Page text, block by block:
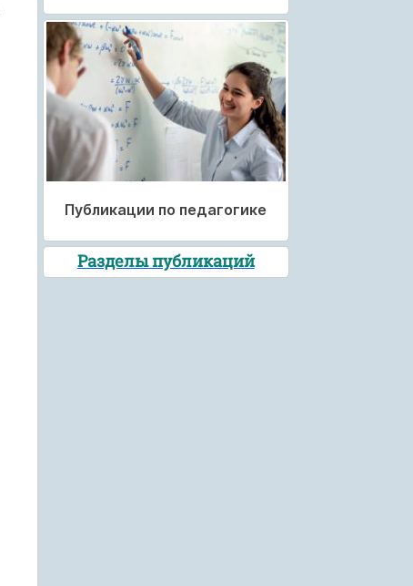
Публикации по педагогике
Разделы публикаций